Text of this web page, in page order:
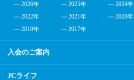
2026年 2025年 2024年
2022年
2021年 2020年
2018年
2017年
入会のご案内
JCライフ